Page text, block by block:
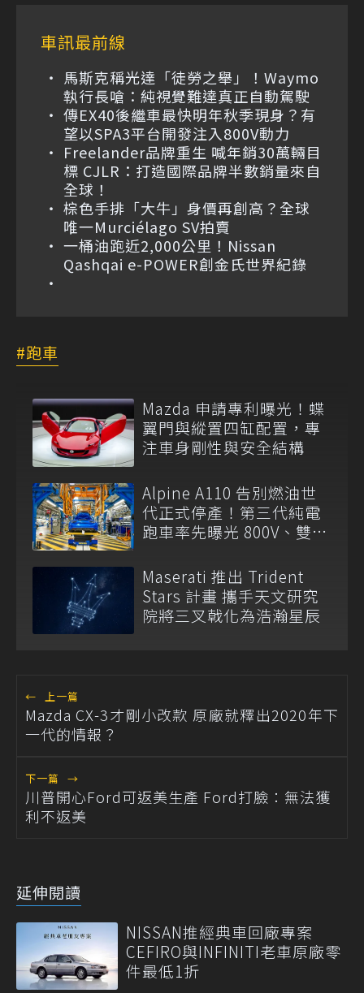
車訊最前線
馬斯克稱光達「徒勞之舉」！Waymo
執行長嗆：純視覺難達真正自動駕駛
傳EX40後繼車最快明年秋季現身？有
望以SPA3平台開發注入800V動力
Freelander品牌重生 喊年銷30萬輛目
標 CJLR：打造國際品牌半數銷量來自
全球！
棕色手排「大牛」身價再創高？全球
唯一Murciélago SV拍賣
一桶油跑近2,000公里！Nissan
Qashqai e-POWER創金氏世界紀錄
跑車
Mazda 申請專利曝光！蝶
翼門與縱置四缸配置，專
注車身剛性與安全結構
Alpine A110 告別燃油世
代正式停產！第三代純電
跑車率先曝光 800V、雙後
Maserati 推出 Trident
Stars 計畫 攜手天文研究
院將三叉戟化為浩瀚星辰
← 上一篇
Mazda CX-3才剛小改款 原廠就釋出2020年下
一代的情報？
下一篇 →
川普開心Ford可返美生產 Ford打臉：無法獲
利不返美
延伸閱讀
NISSAN推經典車回廠專案
CEFIRO與INFINITI老車原廠零
件最低1折